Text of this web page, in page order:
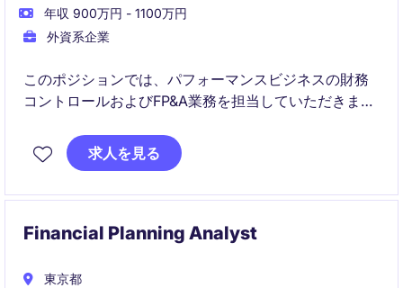
年収 900万円 - 1100万円
外資系企業
このポジションでは、パフォーマンスビジネスの財務
コントロールおよびFP&A業務を担当していただきま
る重要な役割を担います。
求人を見る
Financial Planning Analyst
東京都